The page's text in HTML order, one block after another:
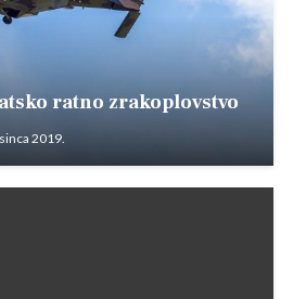
ratno zrakoplovstvo
2019.